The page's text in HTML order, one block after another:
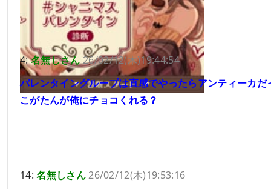
4:名無しさん26/02/12(木)19:44:54
バレンタイングループは直感でやったらアンティーカだ
こがたんが俺にチョコくれる？
14:名無しさん26/02/12(木)19:53:16